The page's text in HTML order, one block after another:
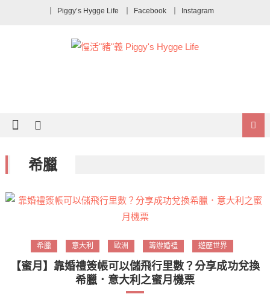
Piggy’s Hygge Life Facebook Instagram
希臘
希臘 意大利 歐洲 籌辦婚禮 遊歷世界
【蜜月】靠婚禮簽帳可以儲飛行里數？分享成功兌換
希臘．意大利之蜜月機票